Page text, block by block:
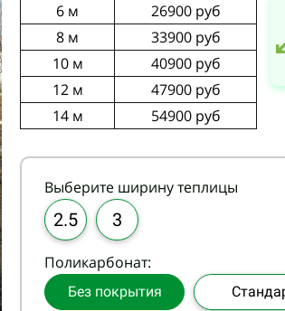
6 м
26900 руб
8 м
33900 руб
10 м
40900 руб
12 м
47900 руб
14 м
54900 руб
Выберите ширину теплицы
2.5 3
Поликарбонат:
Без покрытия